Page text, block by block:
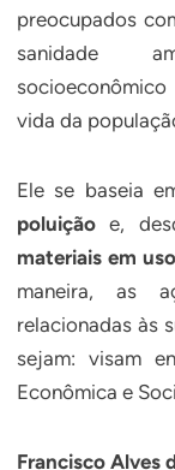
preocupados
sanidade
vida da
Ele se baseia
poluição e,
materiais em
maneira, as
relacionadas às
sejam: visam
Econômica e
Francisco Alves